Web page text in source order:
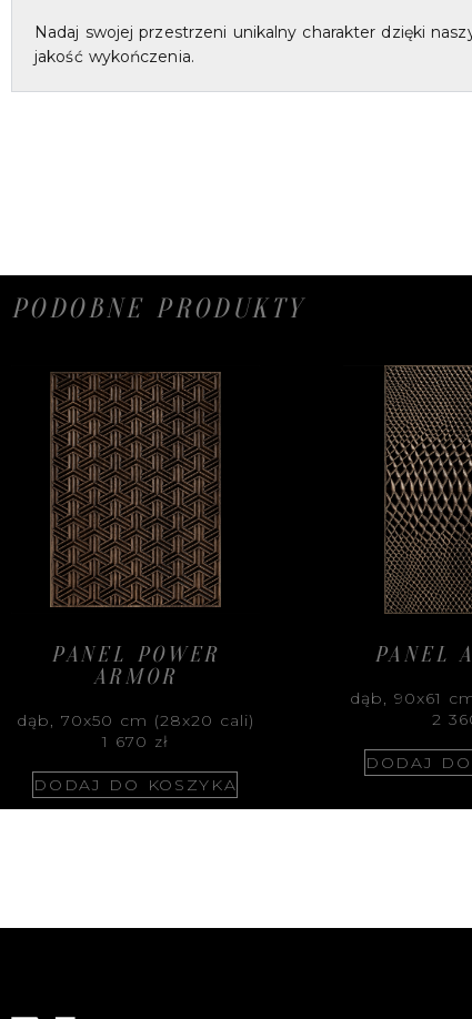
Nadaj swojej przestrzeni unikalny charakter dzięki
jakość wykończenia.
PODOBNE PRODUKTY
PANEL POWER
ARMOR
dąb, 70x50 cm (28x20 cali)
1 670 zł
DODAJ DO KOSZYKA
PANEL
dąb, 90x61
2
DODAJ